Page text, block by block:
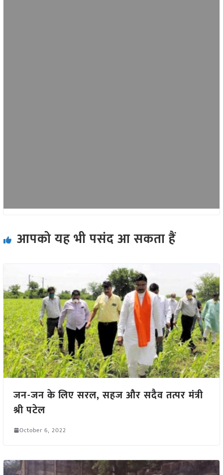
आपको यह भी पसंद आ सकता हैं
जन-जन के लिए सरल, सहज और सदैव तत्पर मंत्री
श्री पटेल
October 6, 2022